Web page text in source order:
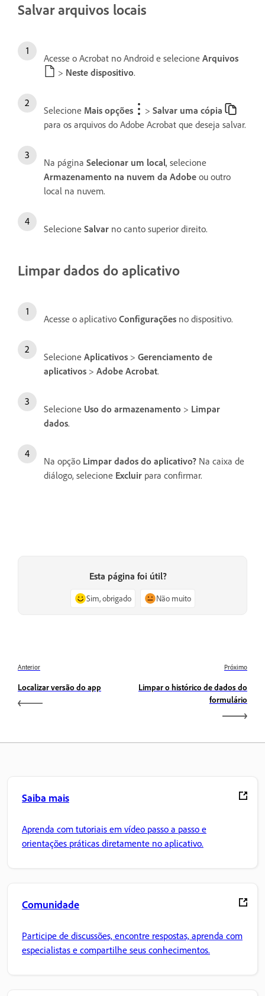
Salvar arquivos locais
Acesse o Acrobat no Android e selecione Arquivos
> Neste dispositivo.
Selecione Mais opções > Salvar uma cópia
para os arquivos do Adobe Acrobat que deseja salvar.
Na página Selecionar um local, selecione
Armazenamento na nuvem da Adobe ou outro
local na nuvem.
Selecione Salvar no canto superior direito.
Limpar dados do aplicativo
Acesse o aplicativo Configurações no dispositivo.
Selecione Aplicativos > Gerenciamento de
aplicativos > Adobe Acrobat.
Selecione Uso do armazenamento > Limpar
dados.
Na opção Limpar dados do aplicativo? Na caixa de
diálogo, selecione Excluir para confirmar.
Esta página foi útil?
Sim, obrigado Não muito
Anterior
Localizar versão do app
Próximo
Limpar o histórico de dados do
formulário
Saiba mais
Aprenda com tutoriais em vídeo passo a passo e
orientações práticas diretamente no aplicativo.
Comunidade
Participe de discussões, encontre respostas, aprenda com
especialistas e compartilhe seus conhecimentos.